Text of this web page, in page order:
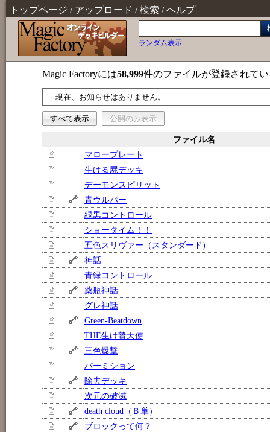
トップページ / アップロード /検索 /ヘルプ
ランダム表示
Magic Factoryには58,999件のファイルが登録されて
現在、お知らせはありません。
すべて表示 公開のみ表示
ファイル名
マロープレート
生ける屍デッキ
デーモンスピリット
青ウルパー
緑黒コントロール
ショータイム！！
五色スリヴァー（スタンダード)
神話
青緑コントロール
薬瓶神話
グレ神話
Green-Beatdown
THE生け贄天使
三色爆撃
パーミション
除去デッキ
次元の破滅
death cloud（Ｂ単）
ブロックって何？